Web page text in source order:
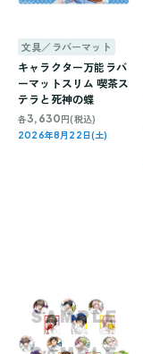
文具／ラバーマット
キャラクター万能ラバ
ーマットスリム 喫茶ス
テラと死神の蝶
各3,630円(税込)
2026年8月22日(土)